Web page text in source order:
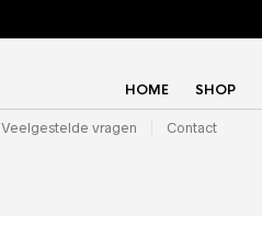
HOME SHOP
Veelgestelde vragen Contact